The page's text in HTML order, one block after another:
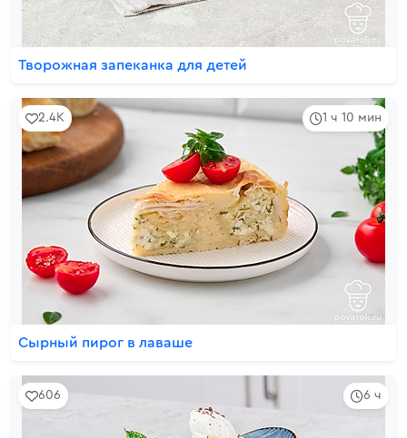
Творожная запеканка для детей
1 ч 10 мин
2.4K
Сырный пирог в лаваше
6 ч
606